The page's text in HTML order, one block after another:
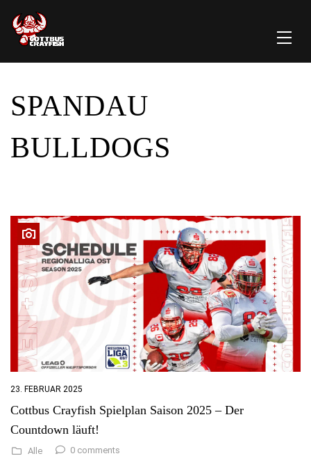
SPANDAU
BULLDOGS
23. FEBRUAR 2025
Cottbus Crayfish Spielplan Saison 2025 – Der
Countdown läuft!
Alle 0 comments